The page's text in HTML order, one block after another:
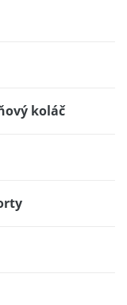
koláč